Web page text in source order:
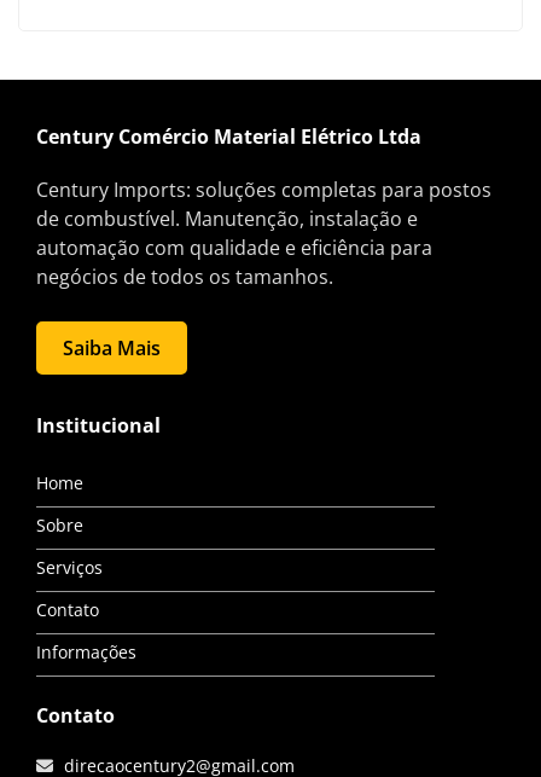
Century Comércio Material Elétrico Ltda
Century Imports: soluções completas para postos
de combustível. Manutenção, instalação e
automação com qualidade e eficiência para
negócios de todos os tamanhos.
Saiba Mais
Institucional
Home
Sobre
Serviços
Contato
Informações
Contato
direcaocentury2@gmail.com